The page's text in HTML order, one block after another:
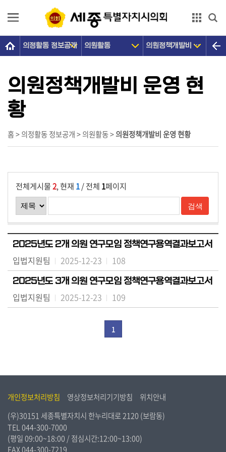
의
개
의
원
광
장
의
시
여
통
소
회
의
록
의정활동 정보공개 의원활동 의원정책개발비 운영 현황
홈 > 의정활동 정보공개 > 의원활동 >의원정책개발비 운영 현황
의원정책개발비 운영 현
황
전체게시물2, 현재 1/ 전체 1페이지
2025년도 2개 의원 연구모임 정책연구용역결과보고서
입법지원팀 2025-12-23 108
2025년도 3개 의원 연구모임 정책연구용역결과보고서
입법지원팀 2025-12-23 109
1
개인정보처리방침 영상정보처리기기방침
위치안내
(우)30151 세종특별자치시 한누리대로 2120 (보람동)
TEL044-300-7000
(평일 09:00~18:00 / 점심시간:12:00~13:00)
FAX 044-300-7219